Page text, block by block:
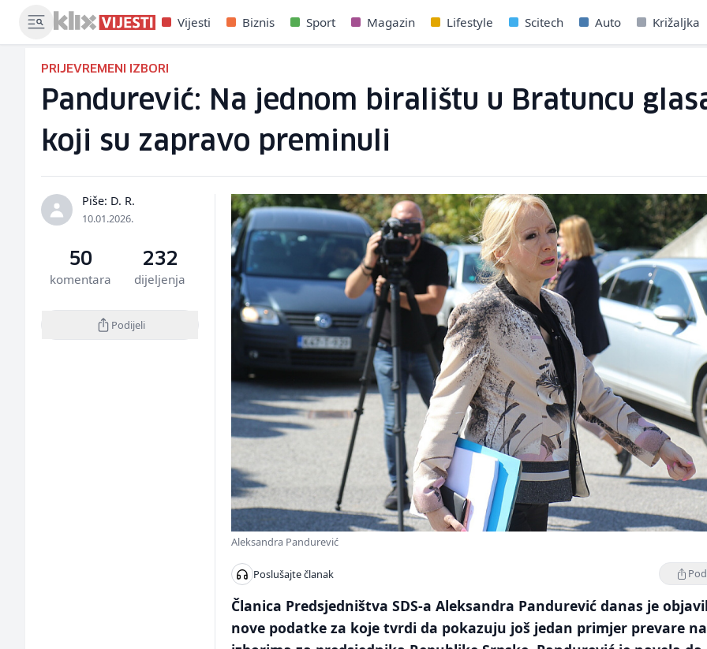
Vijesti Biznis Sport Magazin Lifestyle Scitech Auto Križaljka
PRIJEVREMENI IZBORI
Pandurević: Na jednom biralištu u Bratuncu
koji su zapravo preminuli
Piše: D. R.
10.01.2026.
50
komentara
232
dijeljenja
Podijeli
Aleksandra Pandurević
Poslušajte članak
Članica Predsjedništva SDS-a Aleksandra Pandurević danas je
nove podatke za koje tvrdi da pokazuju još jedan primjer prevare na